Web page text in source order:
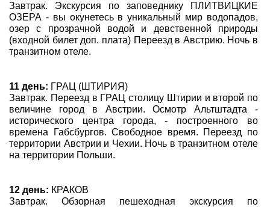
Завтрак. Экскурсия по заповеднику ПЛИТВИЦКИЕ
ОЗЕРА - вы окунетесь в уникальный мир водопадов,
озер с прозрачной водой и девственной природы
(входной билет доп. плата) Переезд в Австрию. Ночь в
транзитном отеле.
11 день: ГРАЦ (ШТИРИЯ)
Завтрак. Переезд в ГРАЦ столицу Штирии и второй по
величине город в Австрии. Осмотр Альтштадта -
исторического центра города, - построенного во
времена Габсбургов. Свободное время. Переезд по
территории Австрии и Чехии. Ночь в транзитном отеле
на территории Польши.
12 день: КРАКОВ
Завтрак. Обзорная пешеходная экскурсия по